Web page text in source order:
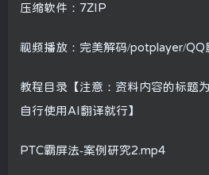
压缩软件：7ZIP
视频播放：完美解码/potplayer/QQ
教程目录【注意：资料内容的标题
自行使用AI翻译就行】
PTC霸屏法-案例研究2.mp4